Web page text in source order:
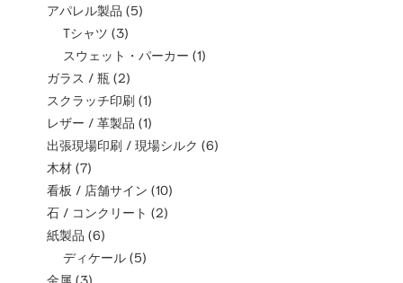
アパレル製品 (5)
Tシャツ (3)
スウェット・パーカー (1)
ガラス / 瓶 (2)
スクラッチ印刷 (1)
レザー / 革製品 (1)
出張現場印刷 / 現場シルク (6)
木材 (7)
看板 / 店舗サイン (10)
石 / コンクリート (2)
紙製品 (6)
ディケール (5)
金属 (3)